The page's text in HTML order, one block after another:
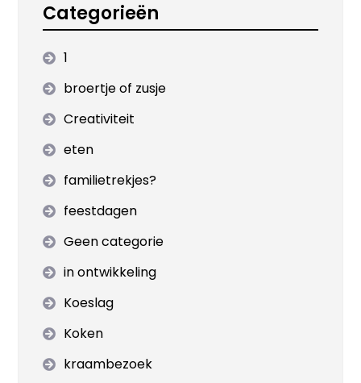
Categorieën
1
broertje of zusje
Creativiteit
eten
familietrekjes?
feestdagen
Geen categorie
in ontwikkeling
Koeslag
Koken
kraambezoek